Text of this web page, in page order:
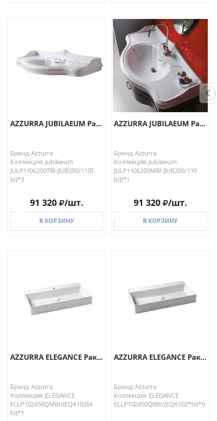
В КОРЗИНУ
AZZURRA JUBILAEUM Ра...
Бренд: Azzurra
Коллекция: Jubilaeum
JULP1106200TBI (JUB200/110T
bi)*3
91 320 /шт.
В КОРЗИНУ
AZZURRA JUBILAEUM Ра...
Бренд: Azzurra
Коллекция: Jubilaeum
JULP1106200MBI (JUB200/110
bi))*1
91 320 /шт.
В КОРЗИНУ
AZZURRA ELEGANCE Рак...
Бренд: Azzurra
Коллекция: ELEGANCE
ELLP102450QMBI/(EQA102M
bi)*1
AZZURRA ELEGANCE Рак...
Бренд: Azzurra
Коллекция: ELEGANCE
ELLP102450Q0BI/(EQA102*bi)*0